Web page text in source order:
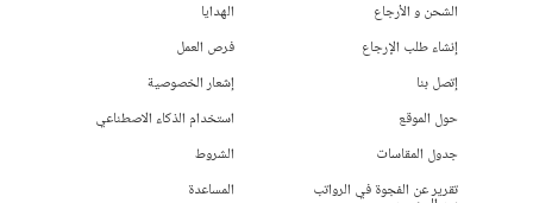
الشحن و الأرجاع
إنشاء طلب الإرجاع
إتصل بنا
حول الموقع
جدول المقاسات
تقرير عن الفجوة في الرواتب
الهدايا
فرص العمل
إشعار الخصوصية
استخدام الذكاء الاصطناعي
الشروط
المساعدة